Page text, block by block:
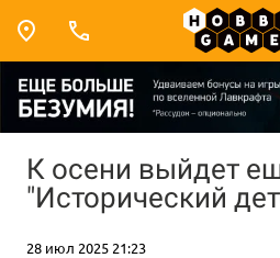
К осени выйдет
"Исторический
28 июл 2025 21:23